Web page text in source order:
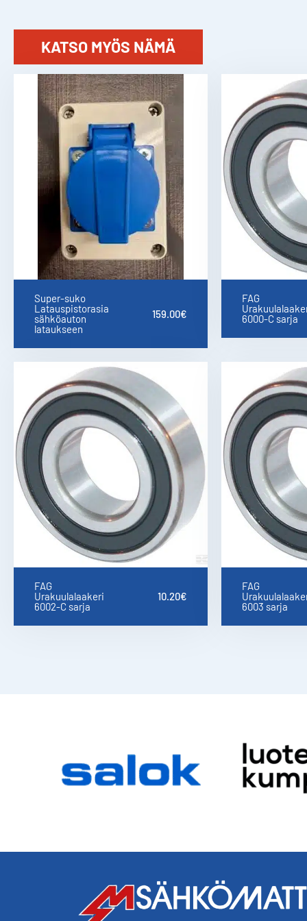
KATSO MYÖS NÄMÄ
Super-suko
Latauspistorasia
sähköauton
lataukseen
159.00€
FAG
6000-C sarja
FAG
Urakuulalaakeri
6002-C sarja
10.20€
FAG
6003 sarja